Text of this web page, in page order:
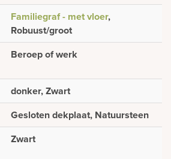
Familiegraf - met vloer,
Robuust/groot
Beroep of werk
donker, Zwart
Gesloten dekplaat, Natuursteen
Zwart